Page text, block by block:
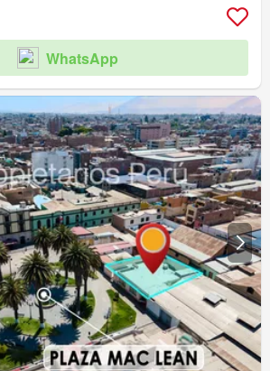
WhatsApp